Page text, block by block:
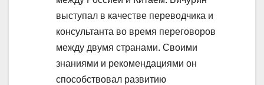
выступал в качестве переводчика и
консультанта во время переговоров
между двумя странами. Своими
знаниями и рекомендациями он
способствовал развитию